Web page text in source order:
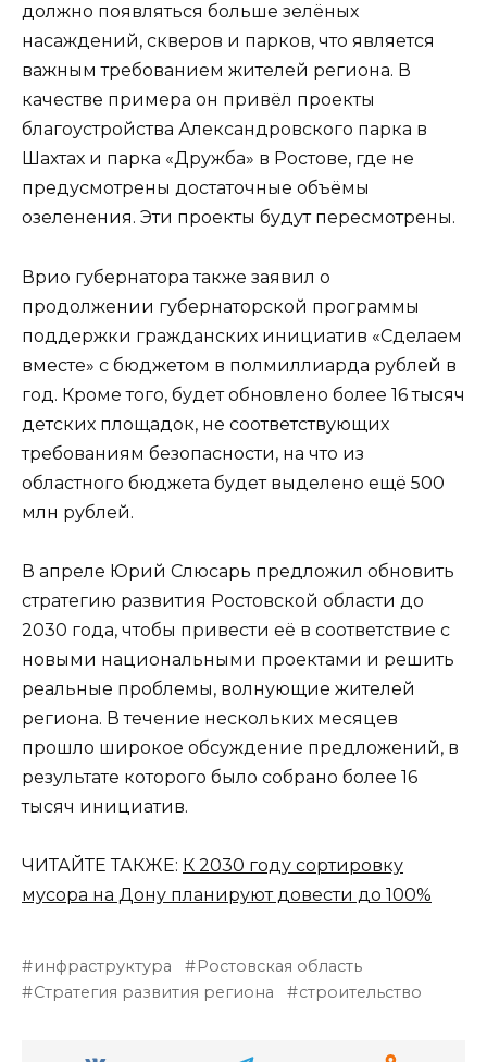
должно появляться больше зелёных
насаждений, скверов и парков, что является
важным требованием жителей региона. В
качестве примера он привёл проекты
благоустройства Александровского парка в
Шахтах и парка «Дружба» в Ростове, где не
предусмотрены достаточные объёмы
озеленения. Эти проекты будут пересмотрены.
Врио губернатора также заявил о
продолжении губернаторской программы
поддержки гражданских инициатив «Сделаем
вместе» с бюджетом в полмиллиарда рублей в
год. Кроме того, будет обновлено более 16 тысяч
детских площадок, не соответствующих
требованиям безопасности, на что из
областного бюджета будет выделено ещё 500
млн рублей.
В апреле Юрий Слюсарь предложил обновить
стратегию развития Ростовской области до
2030 года, чтобы привести её в соответствие с
новыми национальными проектами и решить
реальные проблемы, волнующие жителей
региона. В течение нескольких месяцев
прошло широкое обсуждение предложений, в
результате которого было собрано более 16
тысяч инициатив.
ЧИТАЙТЕ ТАКЖЕ: К 2030 году сортировку
мусора на Дону планируют довести до 100%
инфраструктура
Ростовская область
Стратегия развития региона
строительство